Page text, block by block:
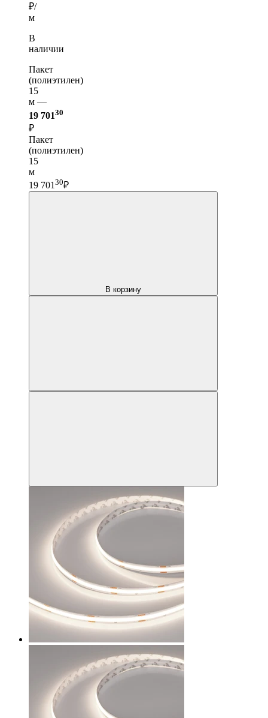
₽/
м
В
наличии
Пакет
(полиэтилен)
15
м —
19 70130
₽
Пакет
(полиэтилен)
15
м
19 701 30₽
В корзину